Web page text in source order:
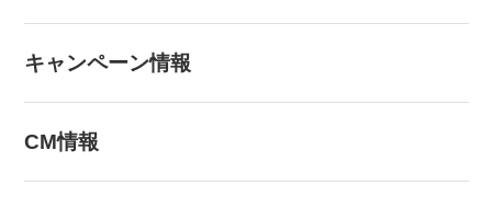
キャンペーン情報
CM情報